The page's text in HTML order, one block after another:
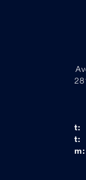
t:
t:
m: